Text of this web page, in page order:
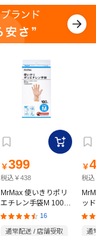
￥399
税込￥438
MrMax 使いきりポリ
エチレン手袋M 100枚
入
16
通常配送 / 店舗受取
￥
税込
ッ
の
通